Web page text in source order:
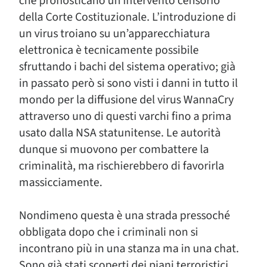
della Corte Costituzionale. L’introduzione di
un virus troiano su un’apparecchiatura
elettronica è tecnicamente possibile
sfruttando i bachi del sistema operativo; già
in passato però si sono visti i danni in tutto il
mondo per la diffusione del virus WannaCry
attraverso uno di questi varchi fino a prima
usato dalla NSA statunitense. Le autorità
dunque si muovono per combattere la
criminalità, ma rischierebbero di favorirla
massicciamente.
Nondimeno questa è una strada pressoché
obbligata dopo che i criminali non si
incontrano più in una stanza ma in una chat.